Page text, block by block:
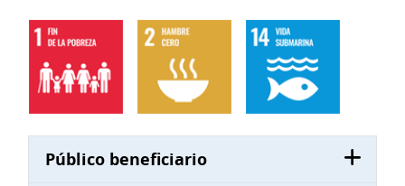
Público beneficiario